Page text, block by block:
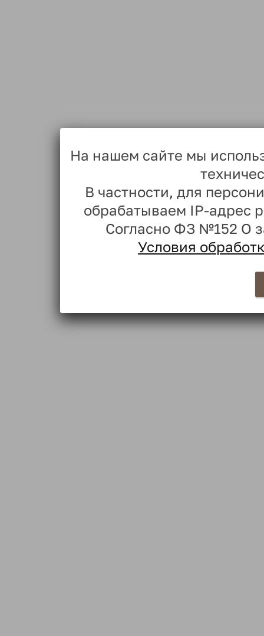
На нашем сайте мы
В частности, для
обрабатываем IP-адрес
Согласно ФЗ №152 О
Условия